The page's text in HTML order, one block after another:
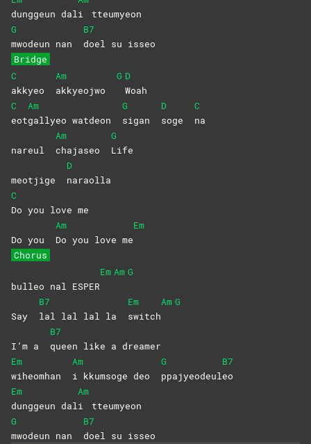
dunggeun dali
tteumyeon
G
mwodeun nan
B7
doel su isseo
Bridge
C
akkyeo
Am
akkyeojwo
G D
Woah
C
eot
Am
gallyeo watdeon
G
sigan
D
soge
C
na
nareul
Am
chajaseo
G
Life
meotjige
D
naraolla
C
Do you love me
Do you
Am
Do you love me
Em
Chorus
bulleo nal ESPER
Em Am G
Say
B7
lal lal lal la
Em
switch
Am G
I’m a
B7
queen like a dreamer
Em
wiheomhan
Am
i kkumsoge deo
G
ppajyeodeul
B7
eo
Em
dunggeun dal
Am
i
tteumyeon
G
mwodeun nan
B7
doel su isseo